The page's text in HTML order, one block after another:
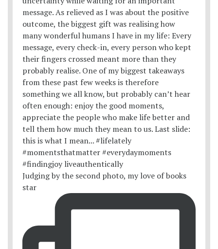
Judging by the second photo, my love of books
star